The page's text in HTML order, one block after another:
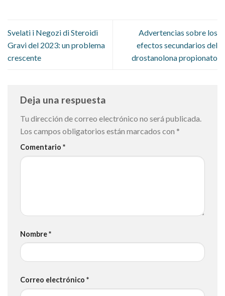
Svelati i Negozi di Steroidi
Gravi del 2023: un problema
crescente
Advertencias sobre los
efectos secundarios del
drostanolona propionato
Deja una respuesta
Tu dirección de correo electrónico no será publicada.
Los campos obligatorios están marcados con *
Comentario *
Nombre*
Correo electrónico *